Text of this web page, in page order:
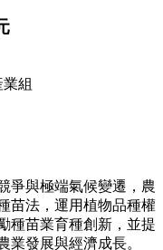
組
爭與極端氣候變遷，農
苗法，運用植物品種權
種苗業育種創新，並提
業發展與經濟成長。